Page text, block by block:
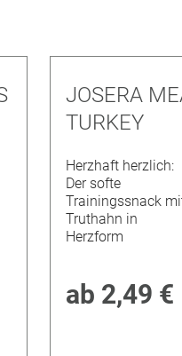
JOSERA
TURKEY
Herzhaft herzlich:
Der softe
Trainingssnack
Truthahn in
Herzform
ab 2,49 €